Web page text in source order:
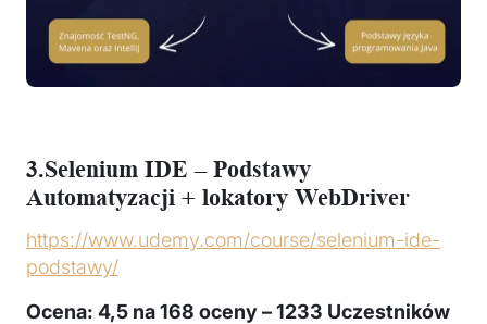
3.Selenium IDE – Podstawy
Automatyzacji + lokatory WebDriver
https://www.udemy.com/course/selenium-ide-
podstawy/
Ocena: 4,5 na 168 oceny – 1233 Uczestników